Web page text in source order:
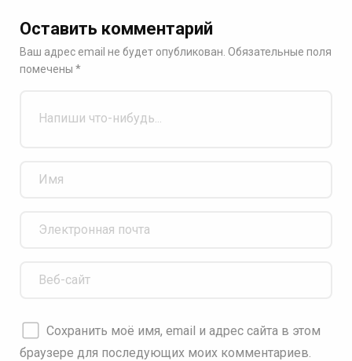
Оставить комментарий
Ваш адрес email не будет опубликован. Обязательные поля
помечены *
Сохранить моё имя, email и адрес сайта в этом
браузере для последующих моих комментариев.